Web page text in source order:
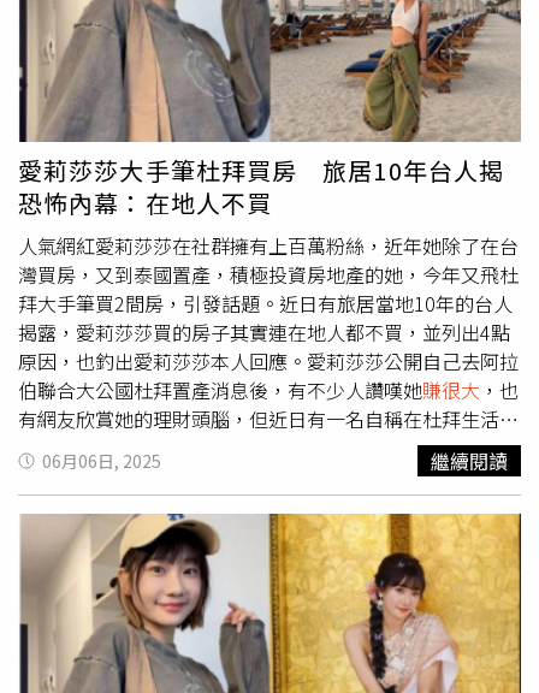
備案，再推了亞昕另一個即將交屋的案子「亞昕昕銀座」，
強調價格不會堅持60萬元，因有對保的時間壓力，可以協助
爭取每坪55萬元的機會。亞昕在林口長期深耕又被稱為「林
口王」。圖為亞昕集團總裁姚連地（左）與董事長姚政岳
（右）父子檔。（圖／報系資料庫）亞昕成立於1993年，
32年來在林口推出超過20個社區，也因為不只做住宅開
發，還有經營林口亞昕福朋喜來登酒店和昕境廣場，長期深
耕林口，又被稱為「林口王」。回顧「亞昕昕聯心」2019
年預售時，主打輕鬆付款方式，訂簽僅需49萬元起，加上2
年工程期零付款，以超低自備賺房價增值高額回報，當時受
到不少置產族及小家庭青睞。A小姐表示，她也知道這幾年
房價上漲許多，如果是一般民眾售屋，不了解行情亂開價就
算了；但讓她不諒解的是，對方是建商，賣的是股東戶，並
非不了解行情，價格理應適度，「價格乘以2在賣，她是想
說有沒有盤子會從天上掉下來嗎？」也讓她懷疑，「林口這
幾年房價漲這麼多，是不是都是這樣墊上來的？」記者也確
認LINE對話中，對方提供的是印有亞昕集團的名片，頭銜
是銷售顧問，並非房仲。A小姐認為，建商這種散播方式，
只要中1個就賺翻了，還能拉抬區域價格，忍不住怒批，
「根本是建商帶頭炒房、觀感不佳！」亞昕回應指出，這戶
因為家庭規劃不符需求，委託仲介及業務銷售，該銷售業務
提及股東戶名稱應屬用詞不慎，會與仲介業及業務更正用
詞。該名屋主（前員工）現在也不是亞昕集團的員工了。另
外，該銷售業務係約聘人員，非集團人員，因此用詞容易不
扣除車位190萬元，換算每坪單價不到30萬元；目前該物件
已成屋2年，現在開價3003萬元，想以2900萬元成交，每坪
想賣60萬元，房價幾乎翻了1倍，車位價也漲到250萬元。
而根據樂屋網顯示，該社區平均成交單價為39.44萬元，歷
史最高價每坪62萬元，近一年成交均價56.99萬元。A小姐
認為亞昕身為林口在地建商，明知行情卻開高價兜售股東
戶，觀感不佳，若民眾不察很可能成為「盤子」幫忙墊高林
口房價，因而向媒體爆料。林口三井OUTLET一館和二館的
兩波開幕，成為帶動當地房市「價量齊揚」的指標題材。
（圖／新北市觀光局提供）林口新市鎮又可細分為三井
OUTLET生活圈、家樂福生活圈、北側生活圈及南勢生活
圈。此次高價待售惹議的物件位在家樂福商圈。台灣房屋趨
勢中心資深經理陳定中分析，忠孝路以北至中山路以南又稱
家樂福生活圈，因有新市鎮第一家大型量販店在此設點，過
去房價曾領軍好一陣子，直到機捷開通、三井OUTLET營
運，價格才被三井OUTLET生活圈超過，現今新案均價坐六
望七，中古屋均價落在每坪45.3萬元。A小姐認為，亞昕股
東預售時入手價也才1464萬元，現在出場開價是乘以2在
賣，而且還高出區域行情，讓她覺得有炒房嫌疑。（圖／A
小姐提供）對於民眾爆料，陳定中表示，房價從2019年到
現在翻倍，是很有可能的，但以該物件條件來看，開價
3000萬元、單價超過63萬元，是偏高了。整個社區在過去
兩年景氣最好時，最高價也就60萬上下，該名屋主售得是低
樓層戶，期待成交單價已接近社區歷史最高價，如今市場條
愛莉莎莎大手筆杜拜買房 旅居10年台人揭
恐怖內幕：在地人不買
人氣網紅愛莉莎莎在社群擁有上百萬粉絲，近年她除了在台
灣買房，又到泰國置產，積極投資房地產的她，今年又飛杜
拜大手筆買2間房，引發話題。近日有旅居當地10年的台人
揭露，愛莉莎莎買的房子其實連在地人都不買，並列出4點
原因，也釣出愛莉莎莎本人回應。愛莉莎莎公開自己去阿拉
伯聯合大公國杜拜置產消息後，有不少人讚嘆她賺很大 ，也
有網友欣賞她的理財頭腦，但近日有一名自稱在杜拜生活10
年的台人，以過來人的身分表示，外國人到杜拜買房門檻不
高、可申請永久產權、投資1700萬元即可申請10年黃金簽
證，加上杜拜沒有個人所得稅，吸引不少人前往置產。但原
PO分享自己在杜拜買房的經驗談，他曾住過建商Damac蓋
的別墅，結果出現天花板剝落、廚櫃掉落砸到人和屋頂不防
水等情形，無奈表示，「Damac品質參差不齊，買房需謹慎
挑選地段與建商。」而愛莉莎莎購買的建案位在「海事
城」，他直言該地區配套不完善，在地杜拜人根本不會考慮
買那邊。另外，原PO更進一步透露，有朋友在那邊開餐廳
06月06日, 2025 繼續閱讀